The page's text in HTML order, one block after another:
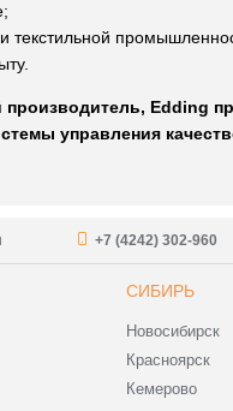
текстильной
производитель, Edding
управления
+7 (4242) 302-960
СИБИРЬ
Новосибирск
Красноярск
Кемерово